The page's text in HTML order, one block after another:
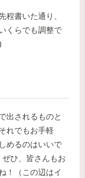
程書いた通り、
くらでも調整で
出されるものと
れでもお手軽
めるのはいいで
ひ、皆さんもお
！（この辺はイ